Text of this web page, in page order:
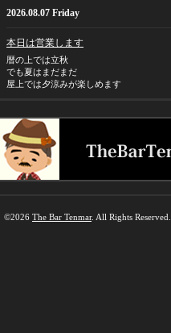
2026.08.07 Friday
本日は営業します
暦の上では立秋
でも夏はまだまだ
屋上では夕涼みが楽しめます
©2026 The Bar Tenmar. All Rights Reserved.